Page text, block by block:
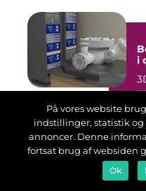
i
På vores website
indstillinger, statistik
annoncer. Denne
fortsat brug af websiden
Ok